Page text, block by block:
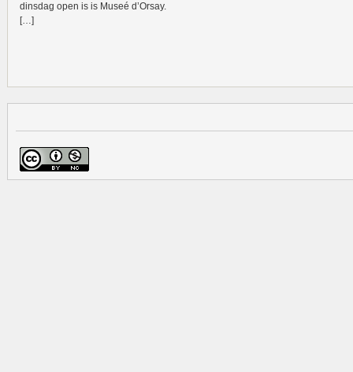
dinsdag open is is Museé d’Orsay.
[…]